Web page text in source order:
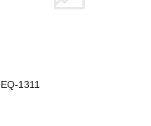
EQ-1311